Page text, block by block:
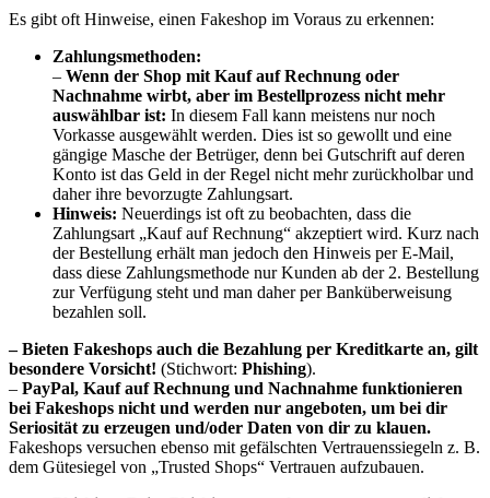
Es gibt oft Hinweise, einen Fakeshop im Voraus zu erkennen:
Zahlungsmethoden:
– Wenn der Shop mit Kauf auf Rechnung oder
Nachnahme wirbt, aber im Bestellprozess nicht mehr
auswählbar ist: In diesem Fall kann meistens nur noch
Vorkasse ausgewählt werden. Dies ist so gewollt und eine
gängige Masche der Betrüger, denn bei Gutschrift auf deren
Konto ist das Geld in der Regel nicht mehr zurückholbar und
daher ihre bevorzugte Zahlungsart.
Hinweis: Neuerdings ist oft zu beobachten, dass die
Zahlungsart „Kauf auf Rechnung“ akzeptiert wird. Kurz nach
der Bestellung erhält man jedoch den Hinweis per E-Mail,
dass diese Zahlungsmethode nur Kunden ab der 2. Bestellung
zur Verfügung steht und man daher per Banküberweisung
bezahlen soll.
– Bieten Fakeshops auch die Bezahlung per Kreditkarte an, gilt
besondere Vorsicht! (Stichwort: Phishing).
– PayPal, Kauf auf Rechnung und Nachnahme funktionieren
bei Fakeshops nicht und werden nur angeboten, um bei dir
Seriosität zu erzeugen und/oder Daten von dir zu klauen.
Fakeshops versuchen ebenso mit gefälschten Vertrauenssiegeln z. B.
dem Gütesiegel von „Trusted Shops“ Vertrauen aufzubauen.